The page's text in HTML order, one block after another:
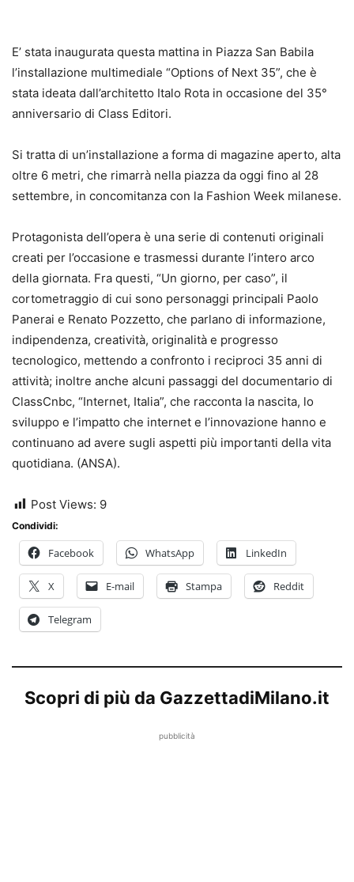
E’ stata inaugurata questa mattina in Piazza San Babila
l’installazione multimediale “Options of Next 35”, che è
stata ideata dall’architetto Italo Rota in occasione del 35°
anniversario di Class Editori.
Si tratta di un’installazione a forma di magazine aperto, alta
oltre 6 metri, che rimarrà nella piazza da oggi fino al 28
settembre, in concomitanza con la Fashion Week milanese.
Protagonista dell’opera è una serie di contenuti originali
creati per l’occasione e trasmessi durante l’intero arco
della giornata. Fra questi, “Un giorno, per caso”, il
cortometraggio di cui sono personaggi principali Paolo
Panerai e Renato Pozzetto, che parlano di informazione,
indipendenza, creatività, originalità e progresso
tecnologico, mettendo a confronto i reciproci 35 anni di
attività; inoltre anche alcuni passaggi del documentario di
ClassCnbc, “Internet, Italia”, che racconta la nascita, lo
sviluppo e l’impatto che internet e l’innovazione hanno e
continuano ad avere sugli aspetti più importanti della vita
quotidiana. (ANSA).
Post Views: 9
Condividi:
Facebook WhatsApp LinkedIn
X E-mail Stampa Reddit
Telegram
Scopri di più da GazzettadiMilano.it
pubblicità